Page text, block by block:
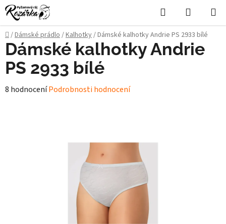
Přejít
na
obsah
Hledat
KOŠÍK
Domů
/Dámské prádlo/Kalhotky/Dámské kalhotky Andrie PS 2933 bílé
Dámské kalhotky Andrie
PS 2933 bílé
Průměrné
8 hodnoceníPodrobnosti hodnocení